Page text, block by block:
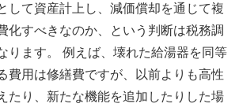
して資産計上し、減価償却を通じて複
化すべきなのか、という判断は税務調
ります。 例えば、壊れた給湯器を同等
費用は修繕費ですが、以前よりも高性
たり、新たな機能を追加したりした場